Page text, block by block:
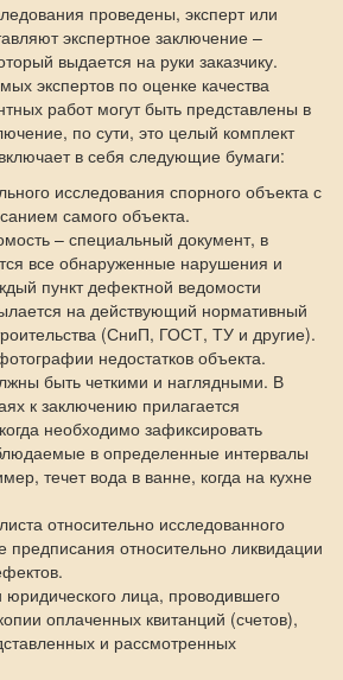
проведены, эксперт или
экспертное заключение –
выдается на руки заказчику.
экспертов по оценке качества
работ могут быть представлены в
по сути, это целый комплект
в себя следующие бумаги:
исследования спорного объекта с
самого объекта.
– специальный документ, в
все обнаруженные нарушения и
пункт дефектной ведомости
на действующий нормативный
(СниП, ГОСТ, ТУ и другие).
недостатков объекта.
быть четкими и наглядными. В
к заключению прилагается
необходимо зафиксировать
в определенные интервалы
течет вода в ванне, когда на кухне
относительно исследованного
предписания относительно ликвидации
юридического лица, проводившего
оплаченных квитанций (счетов),
и рассмотренных